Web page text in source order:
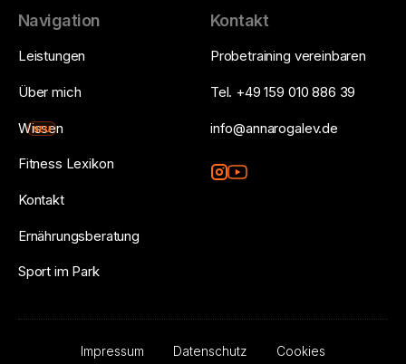
Navigation
Leistungen
Über mich
Wissen
NEU
Fitness Lexikon
Kontakt
Ernährungsberatung
Sport im Park
Kontakt
Probetraining vereinbaren
Tel. +49 159 010 886 39
info@annarogalev.de
Impressum Datenschutz Cookies